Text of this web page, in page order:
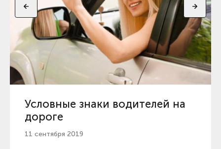
Условные знаки водителей на
дороге
11 сентября 2019